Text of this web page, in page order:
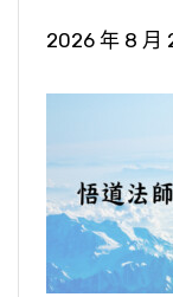
2026 年 8 月